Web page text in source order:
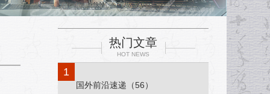
热门文章
HOT NEWS
1
国外前沿速递（56）